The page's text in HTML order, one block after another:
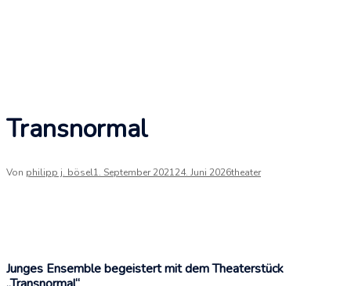
Transnormal
Von philipp j. bösel1. September 202124. Juni 2026theater
Junges Ensemble begeistert mit dem Theaterstück